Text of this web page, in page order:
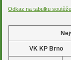
Odkaz na tabulku soutěže
VK KP Brno